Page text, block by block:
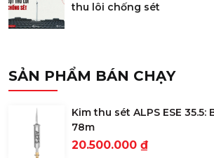
thu lôi chống sét
SẢN PHẨM BÁN CHẠY
Kim thu sét ALPS ESE
78m
20.500.000 ₫